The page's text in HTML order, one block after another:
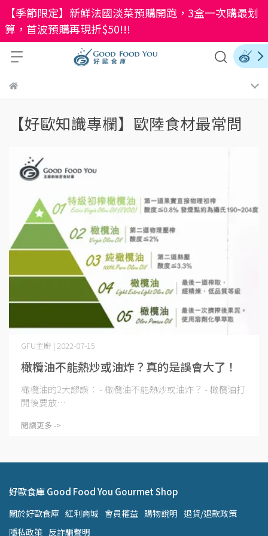
【季節限定】新鮮法國淡菜預購開跑，3盒一次購最划
算，首波預購再現折$50!!!
【好歐知識專欄】歐陸食材最常問
橄欖油不能熱炒或油炸？真的是誤會大了！
GFU主廚 | 2022-07-15
橄欖油的2大謬誤： - 橄欖油不能熱炒或油炸？ - 橄欖油打
開後要放⋯
閱讀更多 ->
好歐食庫 Good Food You Gourmet Shop
關於好歐食庫 紅利商城 會員權益 購物說明 退貨/退款政策
隱私政策 反詐騙聲明